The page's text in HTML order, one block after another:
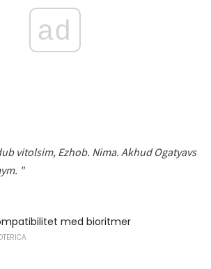
ad
vitolsim, Ezhob. Nima. Akhud Ogatyavs
"
med bioritmer